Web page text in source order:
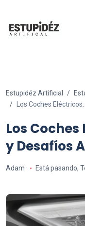
Estupidéz Artificial
Los Coches
Los
y Desafíos
Adam Está pasando,